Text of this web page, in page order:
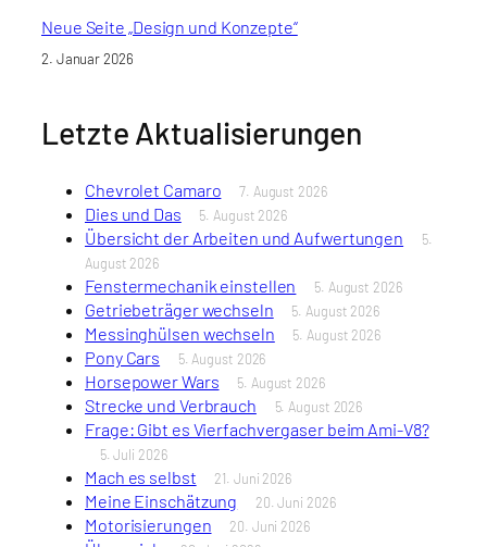
Neue Seite „Design und Konzepte“
2. Januar 2026
Letzte Aktualisierungen
Chevrolet Camaro 7. August 2026
Dies und Das 5. August 2026
Übersicht der Arbeiten und Aufwertungen
5.
August 2026
Fenstermechanik einstellen 5. August 2026
Getriebeträger wechseln 5. August 2026
Messinghülsen wechseln 5. August 2026
Pony Cars 5. August 2026
Horsepower Wars 5. August 2026
Strecke und Verbrauch 5. August 2026
Frage: Gibt es Vierfachvergaser beim Ami-V8?
5. Juli 2026
Mach es selbst 21. Juni 2026
Meine Einschätzung 20. Juni 2026
Motorisierungen 20. Juni 2026